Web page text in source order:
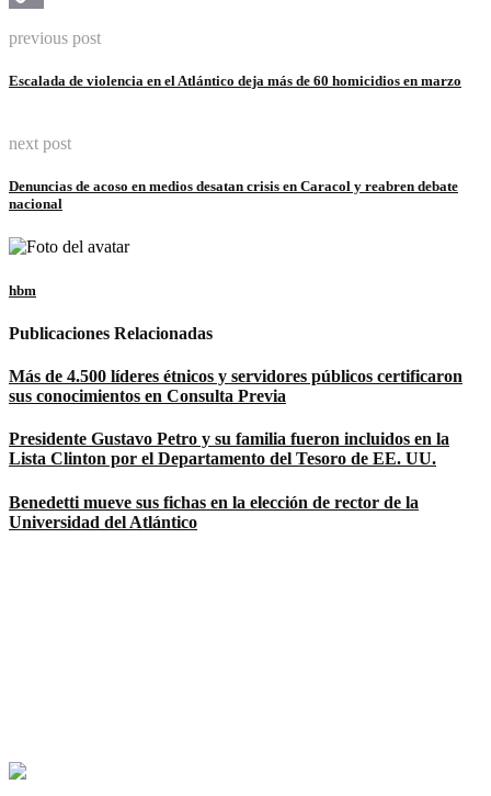
previous post
Escalada de violencia en el Atlántico deja más de 60 homicidios en marzo
next post
Denuncias de acoso en medios desatan crisis en Caracol y reabren debate
nacional
hbm
Publicaciones Relacionadas
Más de 4.500 líderes étnicos y servidores públicos certificaron
sus conocimientos en Consulta Previa
Presidente Gustavo Petro y su familia fueron incluidos en la
Lista Clinton por el Departamento del Tesoro de EE. UU.
Benedetti mueve sus fichas en la elección de rector de la
Universidad del Atlántico